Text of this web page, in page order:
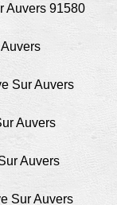
Auvers 91580
Sur Auvers
Auvers
Auvers
Sur Auvers